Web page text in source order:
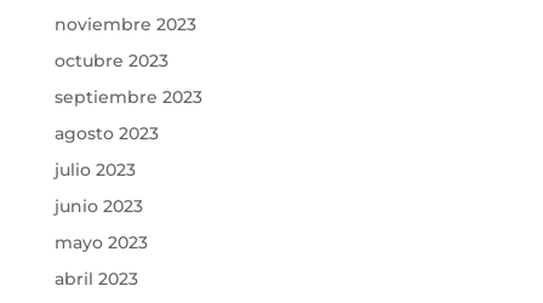
noviembre 2023
octubre 2023
septiembre 2023
agosto 2023
julio 2023
junio 2023
mayo 2023
abril 2023